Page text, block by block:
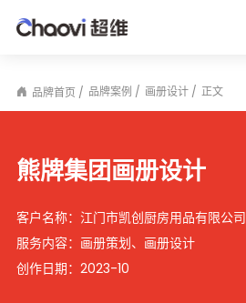
品牌首页 品牌案例 画册设计 正文
熊牌集团画册设计
客户名称： 江门市凯创厨房用品有限公司
服务内容： 画册策划、画册设计
创作日期： 2023-10